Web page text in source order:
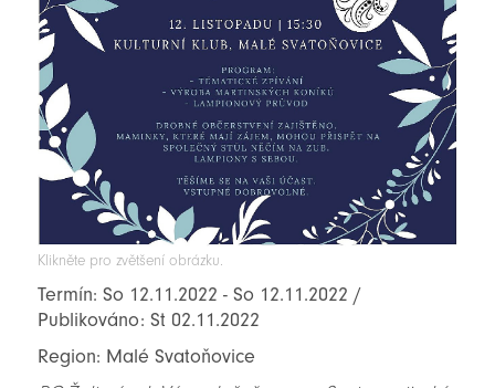
Klikněte pro zvětšení obrázku.
Termín: So 12.11.2022 - So 12.11.2022 /
Publikováno: St 02.11.2022
Region: Malé Svatoňovice